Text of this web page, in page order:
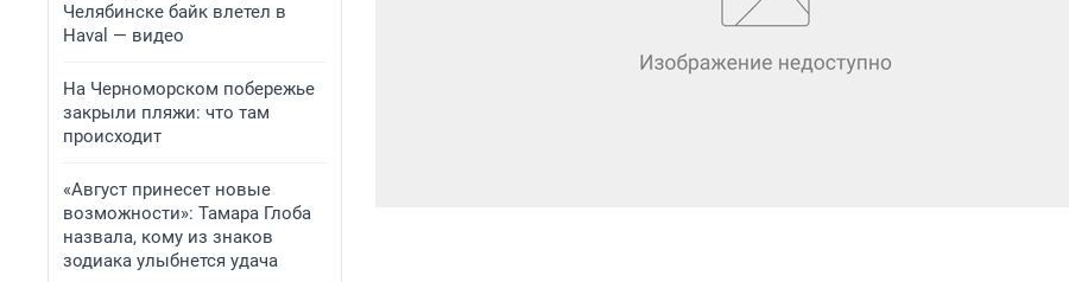
Челябинске байк влетел в
Haval — видео
На Черноморском побережье
закрыли пляжи: что там
происходит
«Август принесет новые
возможности»: Тамара Глоба
назвала, кому из знаков
зодиака улыбнется удача